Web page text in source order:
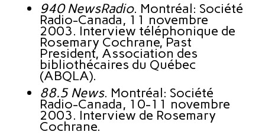
940 NewsRadio. Montréal: Société
Radio-Canada, 11 novembre
2003. Interview téléphonique de
Rosemary Cochrane, Past
President, Association des
bibliothécaires du Québec
(ABQLA).
88.5 News. Montréal: Société
Radio-Canada, 10-11 novembre
2003. Interview de Rosemary
Cochrane.